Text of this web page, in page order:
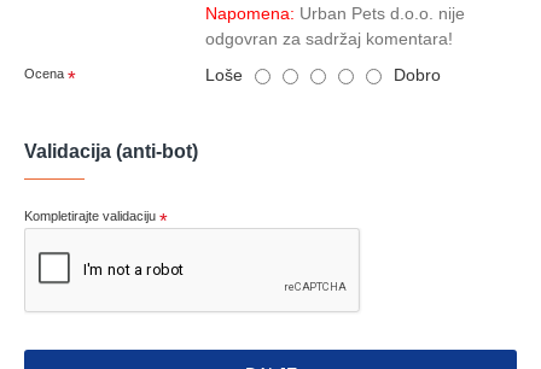
Napomena: Urban Pets d.o.o. nije
odgovran za sadržaj komentara!
Ocena Loše Dobro
Validacija (anti-bot)
Kompletirajte validaciju